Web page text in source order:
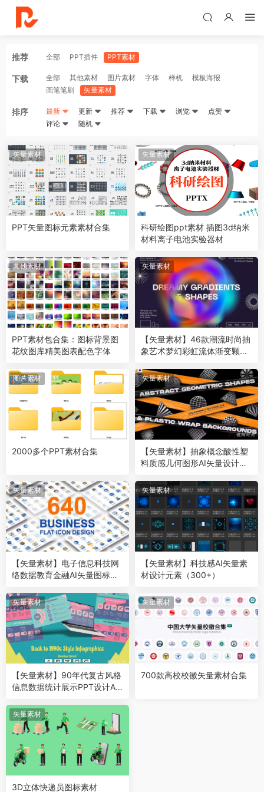
推荐 全部 PPT插件 PPT素材
下载 全部 其他素材 图片素材 字体 样机
模板海报
画笔笔刷
矢量素材
排序 最新 更新 推荐 下载 浏览
点赞
评论
随机
矢量素材
PPT矢量图标元素素材合集
矢量素材
科研绘图ppt素材 插图3d纳米
材料离子电池实验器材
其他素材
PPT素材包合集：图标背景图
花纹图库精美图表配色字体
矢量素材
【矢量素材】46款潮流时尚抽
象艺术梦幻彩虹流体渐变颗粒
材 Dreamy Gradients & Shap
es
图片素材
2000多个PPT素材合集
矢量素材
【矢量素材】抽象概念酸性塑
料质感几何图形AI矢量设计素
矢量素材
【矢量素材】电子信息科技网
络数据教育金融AI矢量图标设
矢量素材
【矢量素材】科技感AI矢量素
材设计元素（300+）
矢量素材
【矢量素材】90年代复古风格
信息数据统计展示PPT设计AI
矢量素材
700款高校校徽矢量素材合集
矢量素材
3D立体快递员图标素材